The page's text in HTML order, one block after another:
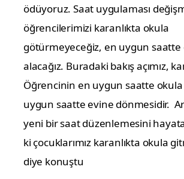
ödüyoruz. Saat uygulaması
öğrencilerimizi karanlıkta okula
götürmeyeceğiz, en uygun
alacağız. Buradaki bakış açımız,
Öğrencinin en uygun saatte
uygun saatte evine dönmesidir.
yeni bir saat düzenlemesini
ki çocuklarımız karanlıkta okula
diye konuştu